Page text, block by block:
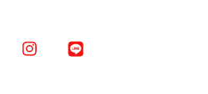
Facebook Instagram